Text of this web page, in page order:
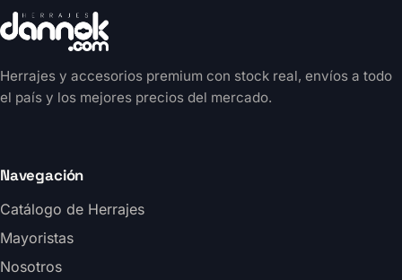
Herrajes y accesorios premium con stock real, envíos a todo
el país y los mejores precios del mercado.
Navegación
Catálogo de Herrajes
Mayoristas
Nosotros